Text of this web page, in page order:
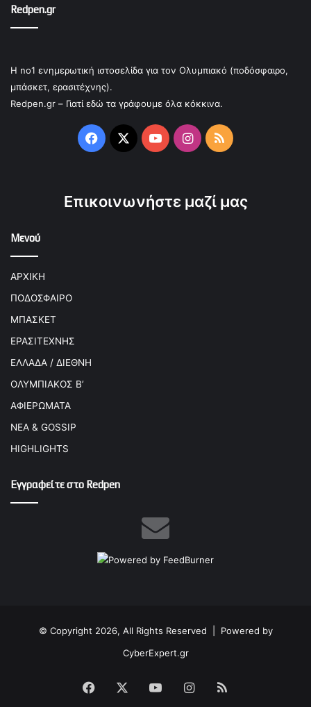
Redpen.gr
Η no1 ενημερωτική ιστοσελίδα για τον Ολυμπιακό (ποδόσφαιρο,
μπάσκετ, ερασιτέχνης).
Redpen.gr – Γιατί εδώ τα γράφουμε όλα κόκκινα.
Facebook
X YouTubeInstagram
RSS
Επικοινωνήστε μαζί μας
Μενού
ΑΡΧΙΚΗ
ΠΟΔΟΣΦΑΙΡΟ
ΜΠΑΣΚΕΤ
ΕΡΑΣΙΤΕΧΝΗΣ
ΕΛΛΑΔΑ / ΔΙΕΘΝΗ
ΟΛΥΜΠΙΑΚΟΣ Β’
ΑΦΙΕΡΩΜΑΤΑ
ΝΕΑ & GOSSIP
HIGHLIGHTS
Εγγραφείτε στο Redpen
© Copyright 2026, All Rights Reserved | Powered by
CyberExpert.gr
Facebook YouTubeInstagram
RSS